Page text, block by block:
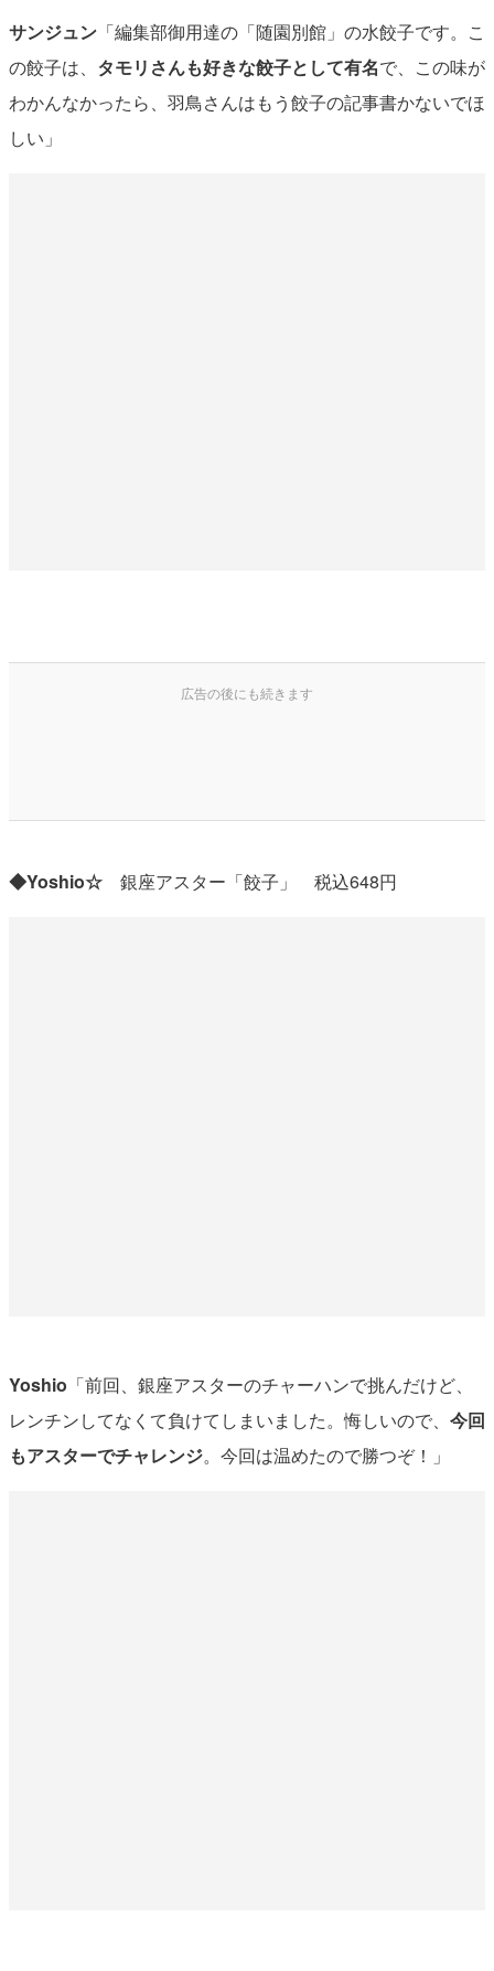
サンジュン「編集部御用達の「随園別館」の水餃子です。こ
の餃子は、 タモリさんも好きな餃子として有名で、この味が
わかんなかったら、羽鳥さんはもう餃子の記事書かないでほ
しい」
◆Yoshio☆銀座アスター「餃子」 税込648円
Yoshio 「前回、銀座アスターのチャーハンで挑んだけど、
レンチンしてなくて負けてしまいました。悔しいので、 今回
もアスターでチャレンジ。今回は温めたので勝つぞ！」